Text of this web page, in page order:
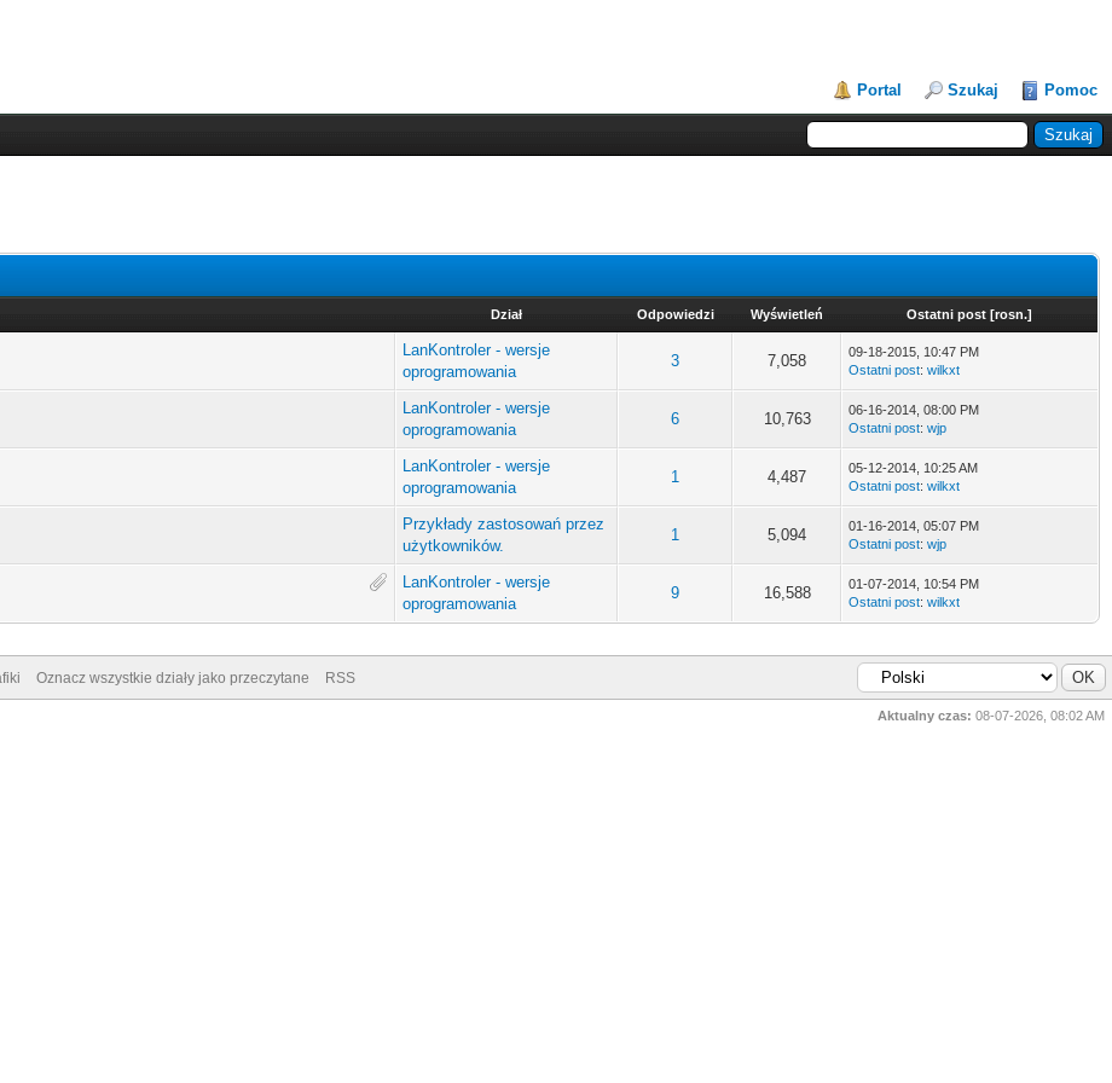
Portal Szukaj Pomoc
Dział Odpowiedzi Wyświetleń Ostatni post [rosn.]
LanKontroler - wersje
oprogramowania
3 7,058
09-18-2015, 10:47 PM
Ostatni post: wilkxt
LanKontroler - wersje
oprogramowania
6 10,763
06-16-2014, 08:00 PM
Ostatni post: wjp
LanKontroler - wersje
oprogramowania
1 4,487
05-12-2014, 10:25 AM
Ostatni post: wilkxt
Przykłady zastosowań przez
użytkowników.
1 5,094
01-16-2014, 05:07 PM
Ostatni post: wjp
LanKontroler - wersje
oprogramowania
9 16,588
01-07-2014, 10:54 PM
Ostatni post: wilkxt
Oznacz wszystkie działy jako przeczytane RSS
Aktualny czas: 08-07-2026, 08:02 AM